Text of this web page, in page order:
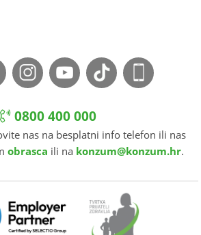
0800 400 000
nas na besplatni info telefon ili nas
obrasca ili na konzum@konzum.hr.